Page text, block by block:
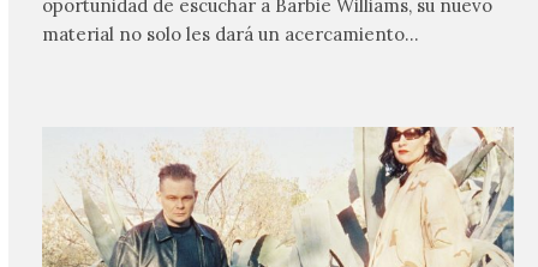
oportunidad de escuchar a Barbie Williams, su nuevo
material no solo les dará un acercamiento…